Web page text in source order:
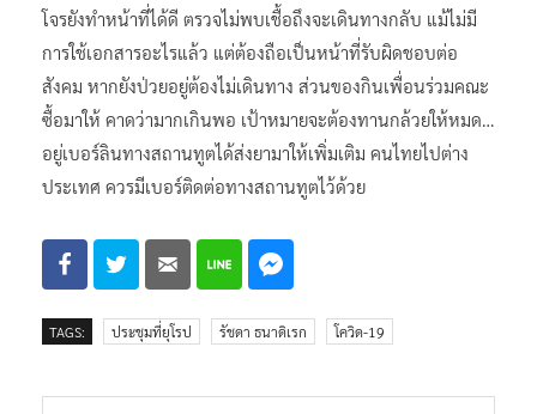
น้ำมูก เจ็บคอ ไอ ทานยารักษาตามอาการยืนยันได้ว่า ฟ้าทะลาย
โจรยังทำหน้าที่ได้ดี ตรวจไม่พบเชื้อถึงจะเดินทางกลับ แม้ไม่มี
การใช้เอกสารอะไรแล้ว แต่ต้องถือเป็นหน้าที่รับผิดชอบต่อ
สังคม หากยังป่วยอยู่ต้องไม่เดินทาง ส่วนของกินเพื่อนร่วมคณะ
ซื้อมาให้ คาดว่ามากเกินพอ เป้าหมายจะต้องทานกล้วยให้หมด…
อยู่เบอร์ลินทางสถานทูตได้ส่งยามาให้เพิ่มเติม คนไทยไปต่าง
ประเทศ ควรมีเบอร์ติดต่อทางสถานทูตไว้ด้วย